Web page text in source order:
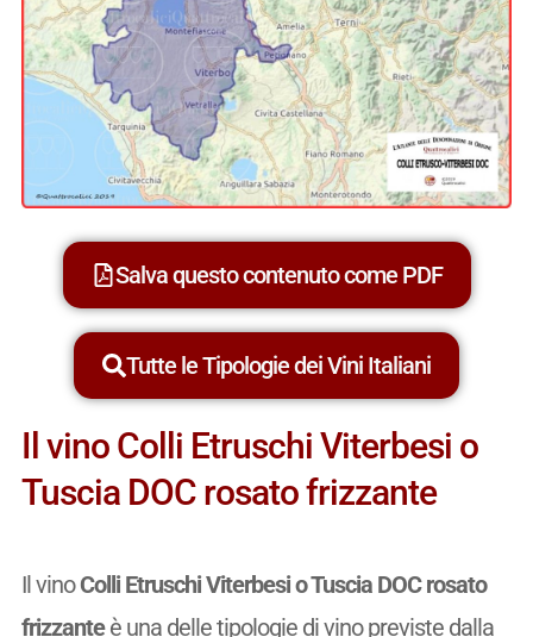
Salva questo contenuto come PDF
Tutte le Tipologie dei Vini Italiani
Il vino Colli Etruschi Viterbesi o
Tuscia DOC rosato frizzante
Il vinoColli Etruschi Viterbesi o Tuscia DOC rosato
frizzanteè una delle tipologie di vino previste dalla